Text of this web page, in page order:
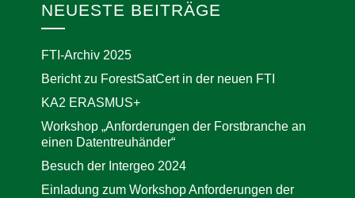
NEUESTE BEITRÄGE
FTI-Archiv 2025
Bericht zu ForestSatCert in der neuen FTI
KA2 ERASMUS+
Workshop „Anforderungen der Forstbranche an
einen Datentreuhänder“
Besuch der Intergeo 2024
Einladung zum Workshop Anforderungen der